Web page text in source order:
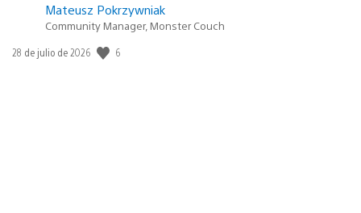
Mateusz Pokrzywniak
Community Manager, Monster Couch
Fecha
28 de julio de 2026 6